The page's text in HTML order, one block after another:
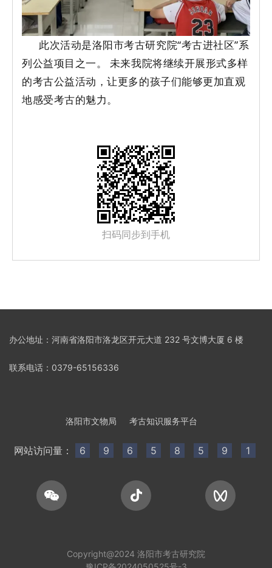
此次活动是洛阳市考古研究院“考古进社区”系
列公益项目之一。 未来我院将继续开展形式多样
的考古公益活动，让更多的孩子们能够更加直观
地感受考古的魅力。
扫码同步到手机
办公地址：河南省洛阳市洛龙区开元大道 232 号文博大厦 6 楼
联系电话：0379-65156336
洛阳市文物局 考古知识服务平台
网站访问量： 6 9 6 5 8 5 9 1
Copyright@2024 洛阳市考古研究院